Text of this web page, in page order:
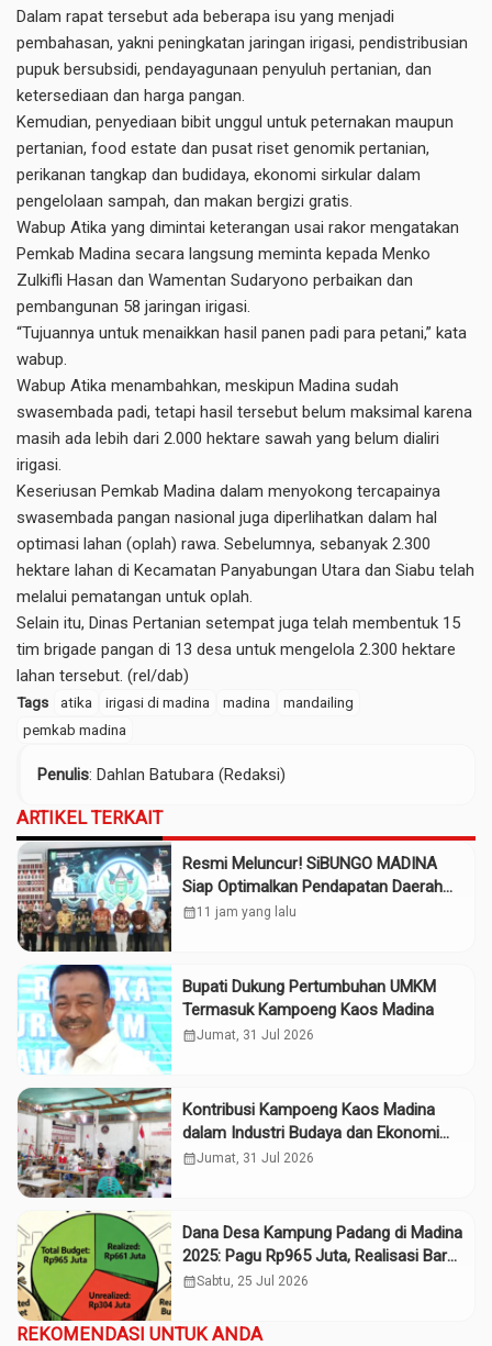
Dalam rapat tersebut ada beberapa isu yang menjadi
pembahasan, yakni peningkatan jaringan irigasi, pendistribusian
pupuk bersubsidi, pendayagunaan penyuluh pertanian, dan
ketersediaan dan harga pangan.
Kemudian, penyediaan bibit unggul untuk peternakan maupun
pertanian, food estate dan pusat riset genomik pertanian,
perikanan tangkap dan budidaya, ekonomi sirkular dalam
pengelolaan sampah, dan makan bergizi gratis.
Wabup Atika yang dimintai keterangan usai rakor mengatakan
Pemkab Madina secara langsung meminta kepada Menko
Zulkifli Hasan dan Wamentan Sudaryono perbaikan dan
pembangunan 58 jaringan irigasi.
“Tujuannya untuk menaikkan hasil panen padi para petani,” kata
wabup.
Wabup Atika menambahkan, meskipun Madina sudah
swasembada padi, tetapi hasil tersebut belum maksimal karena
masih ada lebih dari 2.000 hektare sawah yang belum dialiri
irigasi.
Keseriusan Pemkab Madina dalam menyokong tercapainya
swasembada pangan nasional juga diperlihatkan dalam hal
optimasi lahan (oplah) rawa. Sebelumnya, sebanyak 2.300
hektare lahan di Kecamatan Panyabungan Utara dan Siabu telah
melalui pematangan untuk oplah.
Selain itu, Dinas Pertanian setempat juga telah membentuk 15
tim brigade pangan di 13 desa untuk mengelola 2.300 hektare
lahan tersebut. (rel/dab)
Tags atika irigasi di madina madina
mandailing
pemkab madina
Penulis: Dahlan Batubara (Redaksi)
ARTIKEL TERKAIT
Resmi Meluncur! SiBUNGO MADINA
Siap Optimalkan Pendapatan Daerah
Madina
calendar_month11 jam yang lalu
Bupati Dukung Pertumbuhan UMKM
Termasuk Kampoeng Kaos Madina
calendar_monthJumat, 31 Jul 2026
Kontribusi Kampoeng Kaos Madina
dalam Industri Budaya dan Ekonomi
Daerah
calendar_monthJumat, 31 Jul 2026
Dana Desa Kampung Padang di Madina
2025: Pagu Rp965 Juta, Realisasi Baru
Rp661 Juta
calendar_monthSabtu, 25 Jul 2026
REKOMENDASI UNTUK ANDA